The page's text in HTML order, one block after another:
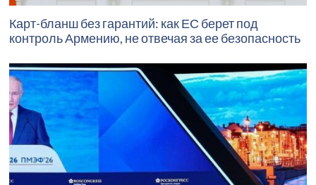
Карт-бланш без гарантий: как ЕС берет под
контроль Армению, не отвечая за ее безопасность